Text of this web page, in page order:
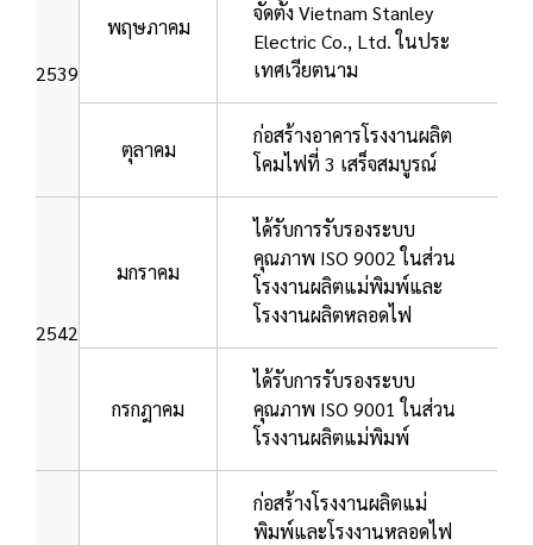
2539
พฤษภาคม
จัดตั้ง Vietnam Stanley
Electric Co., Ltd. ในประ
เทศเวียตนาม
ตุลาคม
ก่อสร้างอาคารโรงงานผลิต
โคมไฟที่ 3 เสร็จสมบูรณ์
2542
มกราคม
ได้รับการรับรองระบบ
คุณภาพ ISO 9002 ในส่วน
โรงงานผลิตแม่พิมพ์และ
โรงงานผลิตหลอดไฟ
กรกฎาคม
ได้รับการรับรองระบบ
คุณภาพ ISO 9001 ในส่วน
โรงงานผลิตแม่พิมพ์
ก่อสร้างโรงงานผลิตแม่
พิมพ์และโรงงานหลอดไฟ